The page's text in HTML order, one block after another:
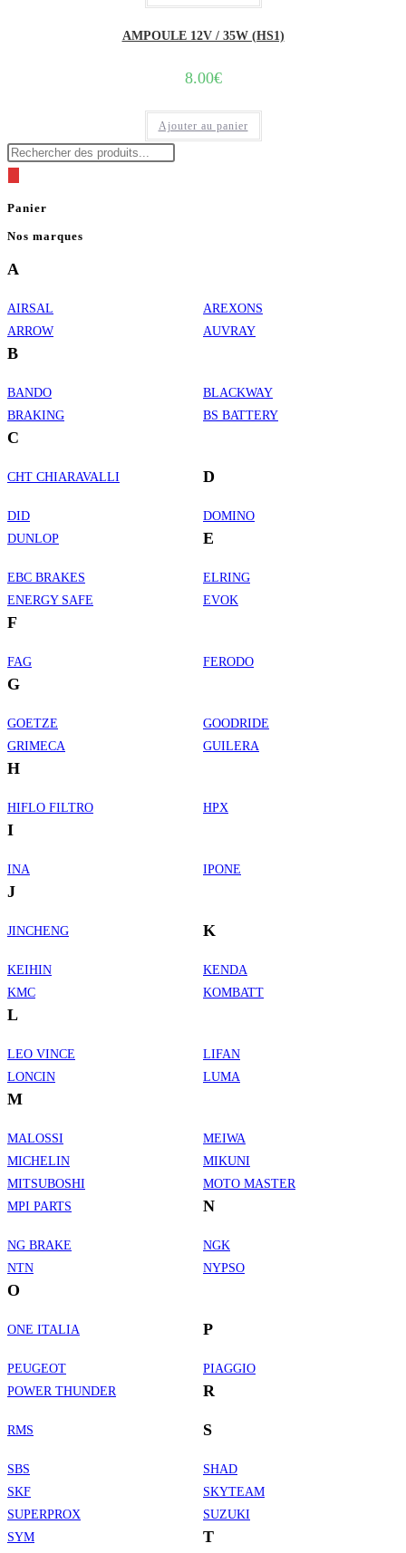
AMPOULE 12V / 35W (HS1)
8.00€
Ajouter au panier
Recherche
Panier
Nos marques
A
AIRSAL
AREXONS
ARROW
AUVRAY
B
BANDO
BLACKWAY
BRAKING
BS BATTERY
C
CHT CHIARAVALLI D
DID
DOMINO
DUNLOP
E
EBC BRAKES
ELRING
ENERGY SAFE
EVOK
F
FAG FERODO
G
GOETZE
GOODRIDE
GRIMECA
GUILERA
H
HIFLO FILTRO HPX
I
INA IPONE
J
JINCHENG K
KEIHIN
KENDA
KMC
KOMBATT
L
LEO VINCE
LIFAN
LONCIN
LUMA
M
MALOSSI
MEIWA
MICHELIN
MIKUNI
MITSUBOSHI
MOTO MASTER
MPI PARTS
N
NG BRAKE
NGK
NTN
NYPSO
O
ONE ITALIA P
PEUGEOT
PIAGGIO
POWER THUNDER
R
RMS S
SBS
SHAD
SKF
SKYTEAM
SUPERPROX
SUZUKI
SYM
T